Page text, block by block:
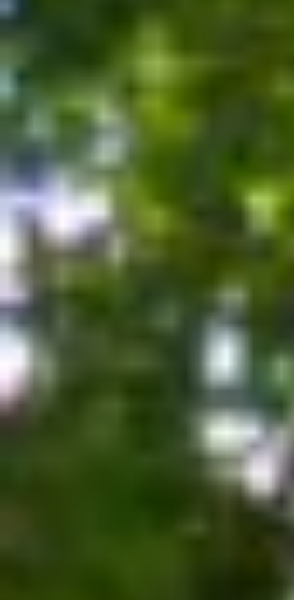
dimanche de 8h30 à 12h et de
samedi, elle est ouverte de
14h30 à 19h.
En basse saison (avril, mai,
réception est ouverte de
18h30.